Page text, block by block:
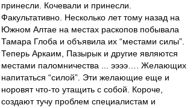
принесли. Кочевали и принесли.
Факультативно. Несколько лет тому назад на
Южном Алтае на местах раскопов побывала
Тамара Глоба и объявила их “местами силы”.
Теперь Аркаим, Пазырык и другие являются
местами паломничества ... ээээ…. Желающих
напитаться “силой”. Эти желающие еще и
норовят что-то утащить с собой. Короче,
создают тучу проблем специалистам и